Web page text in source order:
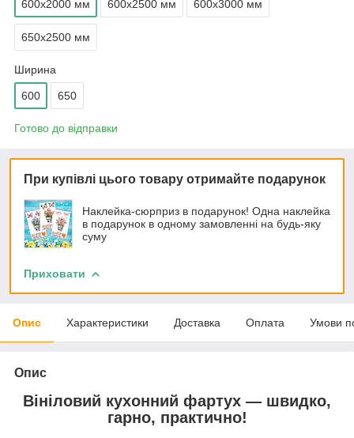
600х2000 мм 600х2500 мм 600х3000 мм
650х2500 мм
Ширина
600 650
Готово до відправки
При купівлі цього товару отримайте подарунок
Наклейка-сюрприз в подарунок! Одна наклейка
в подарунок в одному замовленні на будь-яку
суму
Приховати
Опис Характеристики Доставка Оплата Умови
Опис
Вініловий кухонний фартух — швидко,
гарно, практично!